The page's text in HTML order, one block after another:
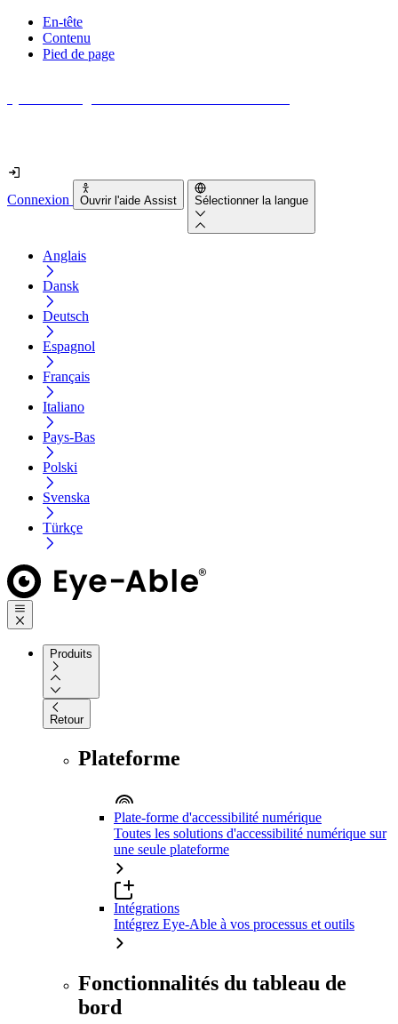
En-tête
Contenu
Pied de page
Connexion Ouvrir l'aide Assist Sélectionner la langue
Anglais
Dansk
Deutsch
Espagnol
Français
Italiano
Pays-Bas
Polski
Svenska
Türkçe
Produits
Retour
Plateforme
Plate-forme d'accessibilité numérique
Toutes les solutions d'accessibilité numérique sur
une seule plateforme
Intégrations
Intégrez Eye-Able à vos processus et outils
Fonctionnalités du tableau de
bord